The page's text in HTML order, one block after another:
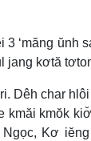
‘măng ŭnh
jang kơtă
Dêh char
kmŏk
Kơ